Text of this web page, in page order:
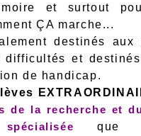
et surtout
ÇA marche...
destinés aux
difficultés et
de handicap.
de la recherche et
que